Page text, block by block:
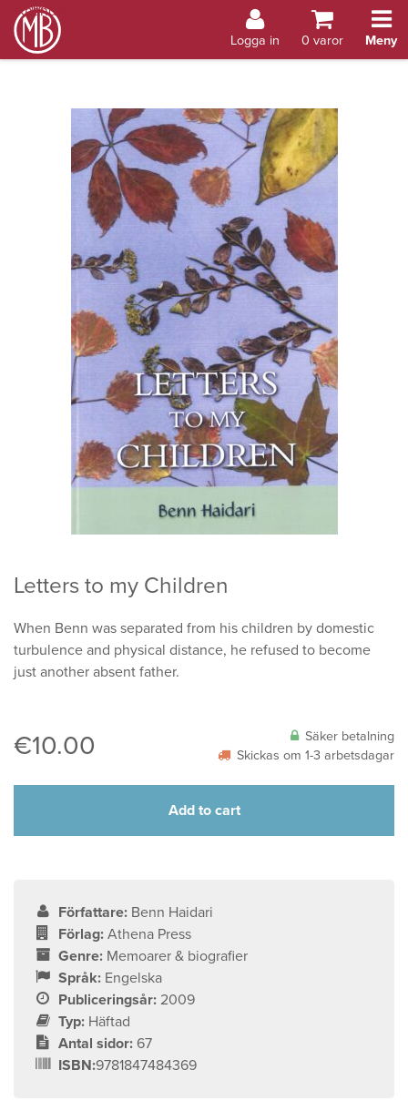
Åland
Logga in 0 varor Meny
Letters to my Children
When Benn was separated from his children by domestic
turbulence and physical distance, he refused to become
just another absent father.
€10.00
Säker betalning
Skickas om 1-3 arbetsdagar
Add to cart
Författare: Benn Haidari
Förlag: Athena Press
Genre: Memoarer & biografier
Språk: Engelska
Publiceringsår: 2009
Typ: Häftad
Antal sidor: 67
ISBN:9781847484369